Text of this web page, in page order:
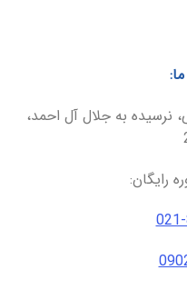
نرسیده به جلال آل احمد،
رایگان: